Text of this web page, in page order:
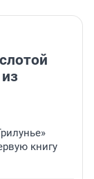
книгу